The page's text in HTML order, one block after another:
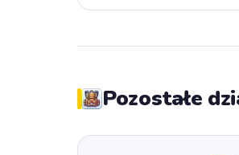
Pozostałe